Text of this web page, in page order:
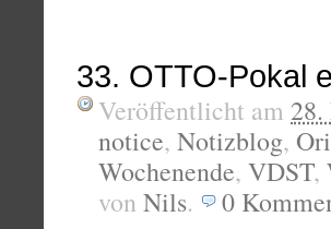
33. OTTO-Pokal
Veröffentlicht am
notice, Notizblog,
Wochenende, VDST,
von Nils. 0